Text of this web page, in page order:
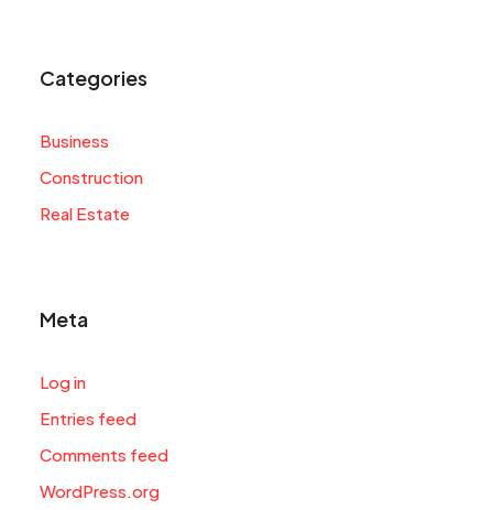
Categories
Business
Construction
Real Estate
Meta
Log in
Entries feed
Comments feed
WordPress.org